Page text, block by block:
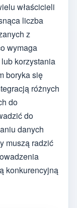
właścicieli
liczba
z
wymaga
korzystania
boryka się
różnych
do
do
danych
muszą radzić
konkurencyjną